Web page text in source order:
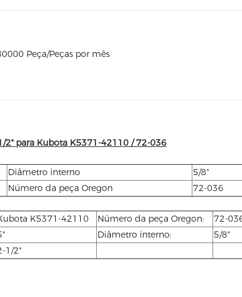
Peça/Peças por mês
2" para Kubota K5371-42110 / 72-036
Diâmetro interno
5/8"
Número da peça Oregon 72-036
K5371-42110 Número da peça Oregon:
72-
Diâmetro interno:
5/8"
1/2"